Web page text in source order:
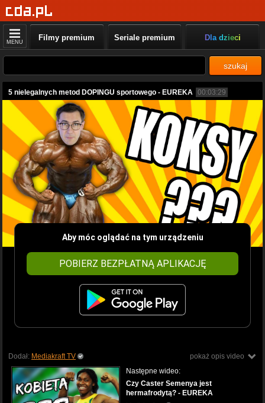
MENU Filmy premium Seriale premium Dla dzieci
szukaj
5 nielegalnych metod DOPINGU sportowego - EUREKA 00:03:29
Aby móc oglądać na tym urządzeniu
POBIERZ BEZPŁATNĄ APLIKACJĘ
pokaż opis video
Dodał: Mediakraft TV
Następne wideo:
Czy Caster Semenya jest
hermafrodytą? - EUREKA